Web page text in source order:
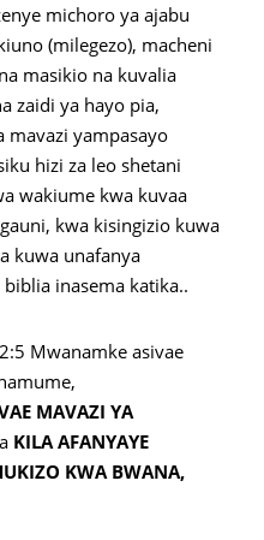
michoro ya ajabu
(milegezo), macheni
masikio na kuvalia
zaidi ya hayo pia,
mavazi yampasayo
hizi za leo shetani
wakiume kwa kuvaa
kwa kisingizio kuwa
kuwa unafanya
inasema katika..
Mwanamke asivae
MAVAZI YA
KILA AFANYAYE
KWA BWANA,